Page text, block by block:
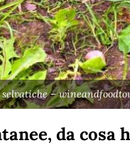
selvatiche –
da cosa